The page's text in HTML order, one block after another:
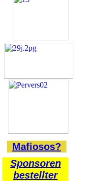
Mafiosos?
Sponsoren
bestellter